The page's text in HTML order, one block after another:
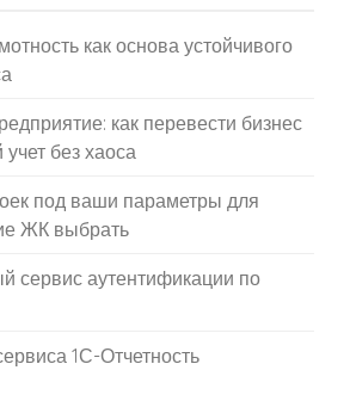
как основа устойчивого
как перевести бизнес
без хаоса
под ваши параметры для
ЖК выбрать
сервис аутентификации по
1С-Отчетность